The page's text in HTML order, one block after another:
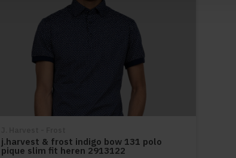
j.harvest & frost indigo bow 131 polo
pique slim fit heren 2913122